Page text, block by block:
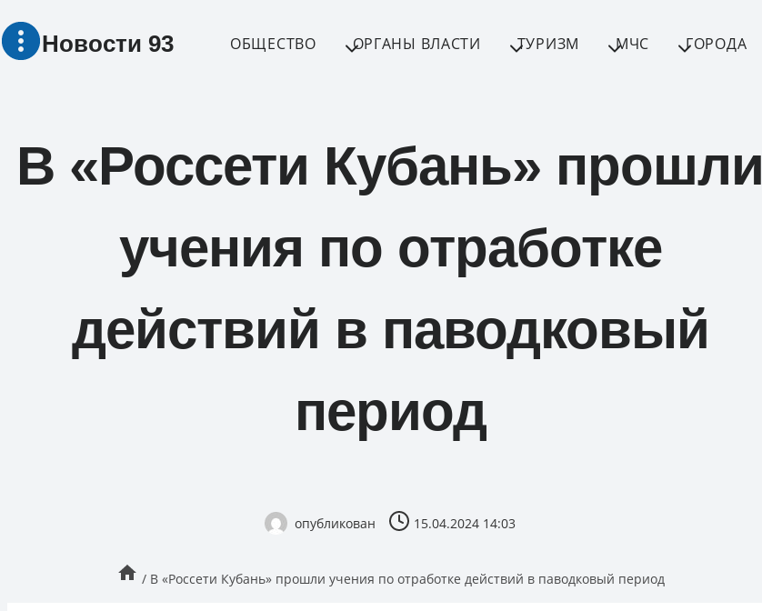
Перейти
Новости 93 ОБЩЕСТВО ОРГАНЫ ВЛАСТИ ТУРИЗМ МЧС ГОРОДА
В «Россети Кубань» прошли
учения по отработке
действий в паводковый
период
опубликован 15.04.2024 14:03
/ В «Россети Кубань» прошли учения по отработке действий в паводковый период